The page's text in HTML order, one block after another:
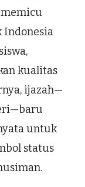
Indonesia
kualitas
ijazah—
untuk
status